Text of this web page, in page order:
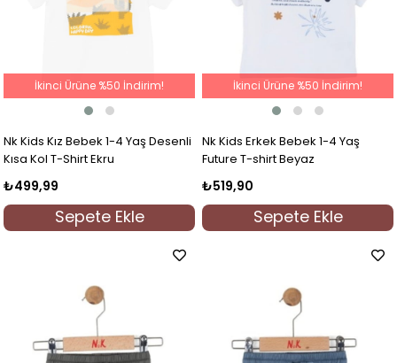
Nk Kids Kız Bebek 1-4 Yaş Desenli
Kısa Kol T-Shirt Ekru
₺499,99
Sepete Ekle
İkinci Ürüne %50 İndirim!
Nk Kids Erkek Bebek 1-4 Yaş
Future T-shirt Beyaz
₺519,90
Sepete Ekle
İkinci Ürüne %50 İndirim!